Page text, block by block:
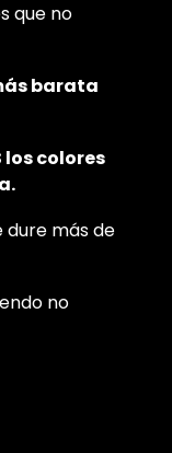
que no
barata
los colores
dure más de
no